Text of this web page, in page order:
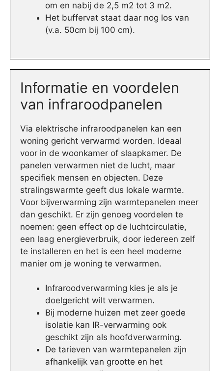
om en nabij de 2,5 m2 tot 3 m2.
Het buffervat staat daar nog los van
(v.a. 50cm bij 100 cm).
Informatie en voordelen
van infraroodpanelen
Via elektrische infraroodpanelen kan een
woning gericht verwarmd worden. Ideaal
voor in de woonkamer of slaapkamer. De
panelen verwarmen niet de lucht, maar
specifiek mensen en objecten. Deze
stralingswarmte geeft dus lokale warmte.
Voor bijverwarming zijn warmtepanelen meer
dan geschikt. Er zijn genoeg voordelen te
noemen: geen effect op de luchtcirculatie,
een laag energieverbruik, door iedereen zelf
te installeren en het is een heel moderne
manier om je woning te verwarmen.
Infraroodverwarming kies je als je
doelgericht wilt verwarmen.
Bij moderne huizen met zeer goede
isolatie kan IR-verwarming ook
geschikt zijn als hoofdverwarming.
De tarieven van warmtepanelen zijn
afhankelijk van grootte en het